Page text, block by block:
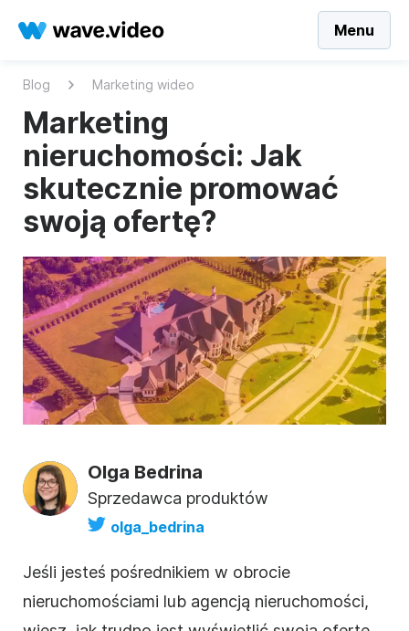
Menu
Blog Marketing wideo
Marketing
nieruchomości: Jak
skutecznie promować
swoją ofertę?
Olga Bedrina
Sprzedawca produktów
olga_bedrina
Jeśli jesteś pośrednikiem w obrocie
nieruchomościami lub agencją nieruchomości,